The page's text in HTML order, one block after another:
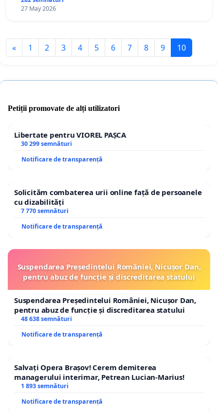
27 May 2026
« 1 2 3 4 5 6 7 8 9 10
Petiții promovate de alți utilizatori
Libertate pentru VIOREL PAȘCA
30 299 semnături
Notificare de transparență
Solicităm combaterea urii online față de persoanele
cu dizabilități
7 770 semnături
Notificare de transparență
Suspendarea Președintelui României, Nicușor Dan,
pentru abuz de funcție și discreditarea statului
Suspendarea Președintelui României, Nicușor Dan,
pentru abuz de funcție și discreditarea statului
48 638 semnături
Notificare de transparență
Salvați Opera Brașov! Cerem demiterea
managerului interimar, Petrean Lucian-Marius!
1 893 semnături
Notificare de transparență